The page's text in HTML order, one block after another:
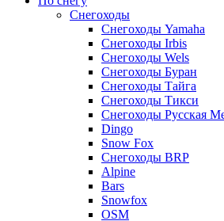
Снегоходы
Снегоходы Yamaha
Снегоходы Irbis
Снегоходы Wels
Снегоходы Буран
Снегоходы Тайга
Снегоходы Тикси
Снегоходы Русская
Dingo
Snow Fox
Снегоходы BRP
Alpine
Bars
Snowfox
OSM